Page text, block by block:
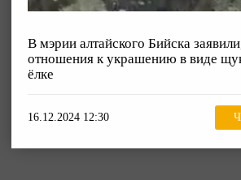
В мэрии алтайского Бийска
отношения к украшению в виде
ёлке
16.12.2024 12:30